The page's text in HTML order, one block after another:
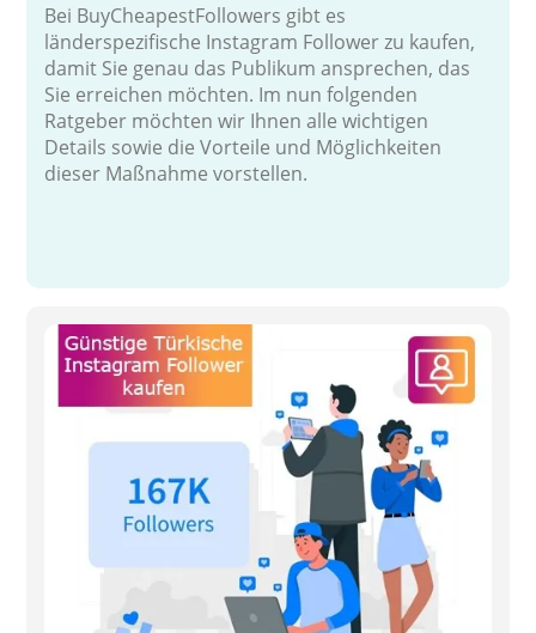
Bei BuyCheapestFollowers gibt es
länderspezifische Instagram Follower zu kaufen,
damit Sie genau das Publikum ansprechen, das
Sie erreichen möchten. Im nun folgenden
Ratgeber möchten wir Ihnen alle wichtigen
Details sowie die Vorteile und Möglichkeiten
dieser Maßnahme vorstellen.